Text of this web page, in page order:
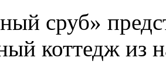
сруб»
коттедж из